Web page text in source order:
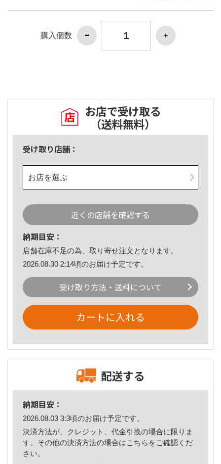
購入個数
お店で受け取る
（送料無料）
受け取り店舗：
お店を選ぶ
近くの店舗を確認する
納期目安：
店舗在庫不足の為、取り寄せ注文となります。
2026.08.30 2:14頃のお届け予定です。
受け取り方法・送料について
カートに入れる
配送する
納期目安：
2026.08.03 3:3頃のお届け予定です。
決済方法が、クレジット、代金引換の場合に限りま
す。その他の決済方法の場合はこちら をご確認くだ
さい。